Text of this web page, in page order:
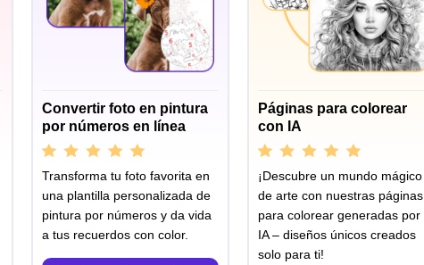
Convertir foto en pintura
por números en línea
Transforma tu foto favorita en
una plantilla personalizada de
pintura por números y da vida
a tus recuerdos con color.
Páginas para colorear
con IA
¡Descubre un mundo mágico
de arte con nuestras páginas
para colorear generadas por
IA – diseños únicos creados
solo para ti!